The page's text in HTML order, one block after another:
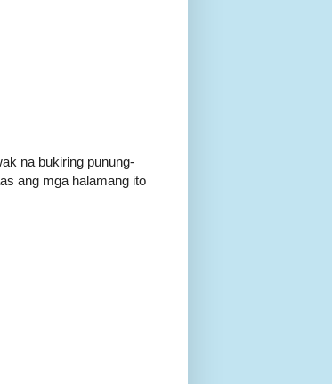
na bukiring punung-
ang mga halamang ito